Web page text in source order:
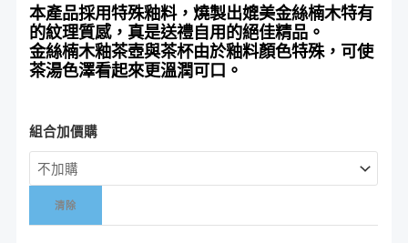
本產品採用特殊釉料，燒製出媲美金絲楠木特有
的紋理質感，真是送禮自用的絕佳精品。
金絲楠木釉茶壺與茶杯由於釉料顏色特殊，可使
茶湯色澤看起來更溫潤可口。
組合加價購
清除